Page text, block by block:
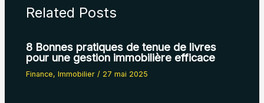
Related Posts
8 Bonnes pratiques de tenue de livres
pour une gestion immobilière efficace
Finance,Immobilier / 27 mai 2025